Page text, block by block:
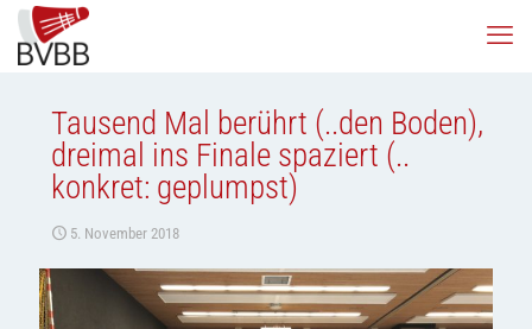
Tausend Mal berührt (..den Boden),
dreimal ins Finale spaziert (..
konkret: geplumpst)
5. November 2018